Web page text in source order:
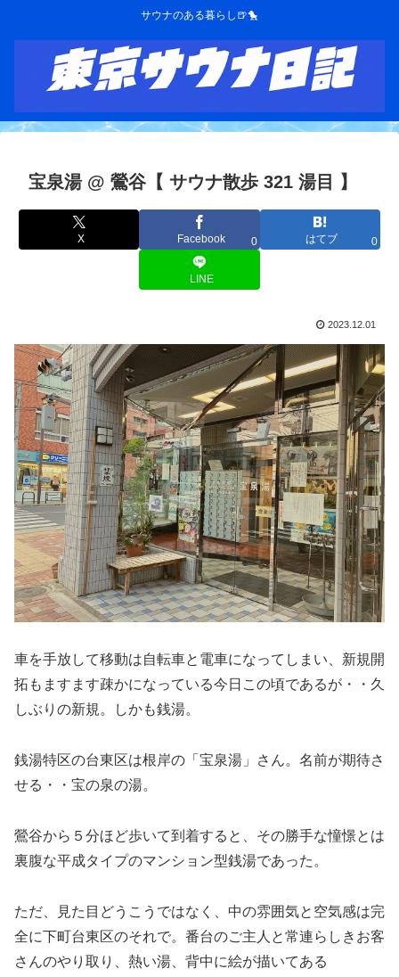
サウナのある暮らし🍺🐤
宝泉湯 @ 鶯谷【 サウナ散歩 321 湯目 】
X Facebook 0 はてブ 0
LINE
2023.12.01
車を手放して移動は自転車と電車になってしまい、新規開
拓もますます疎かになっている今日この頃であるが・・久
しぶりの新規。しかも銭湯。
銭湯特区の台東区は根岸の「宝泉湯」さん。名前が期待さ
せる・・宝の泉の湯。
鶯谷から５分ほど歩いて到着すると、その勝手な憧憬とは
裏腹な平成タイプのマンション型銭湯であった。
ただ、見た目どうこうではなく、中の雰囲気と空気感は完
全に下町台東区のそれで。番台のご主人と常連らしきお客
さんのやり取り、熱い湯、背中に絵が描いてある